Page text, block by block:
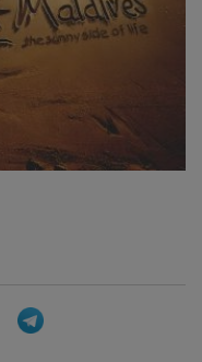
LinkedIn